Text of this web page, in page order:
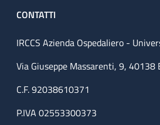
CONTATTI
IRCCS Azienda Ospedaliero -
Via Giuseppe Massarenti, 9, 40138
C.F. 92038610371
P.IVA 02553300373